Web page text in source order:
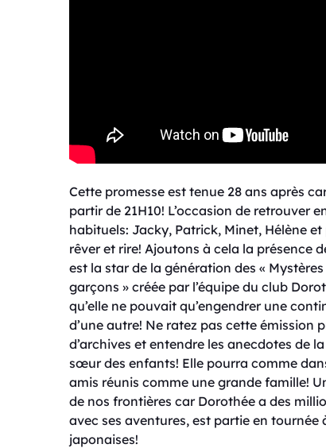
Cette promesse est tenue 28 ans après
partir de 21H10! L’occasion de retrouver
habituels: Jacky, Patrick, Minet, Hélène
rêver et rire! Ajoutons à cela la présence
est la star de la génération des «
garçons » créée par l’équipe du club
qu’elle ne pouvait qu’engendrer une
d’une autre! Ne ratez pas cette émission
d’archives et entendre les anecdotes de
sœurdes enfants! Elle pourra comme
amis réunis comme une grande famille!
de nos frontières car Dorothée a des
avec ses aventures, est partie en tournée
japonaises!